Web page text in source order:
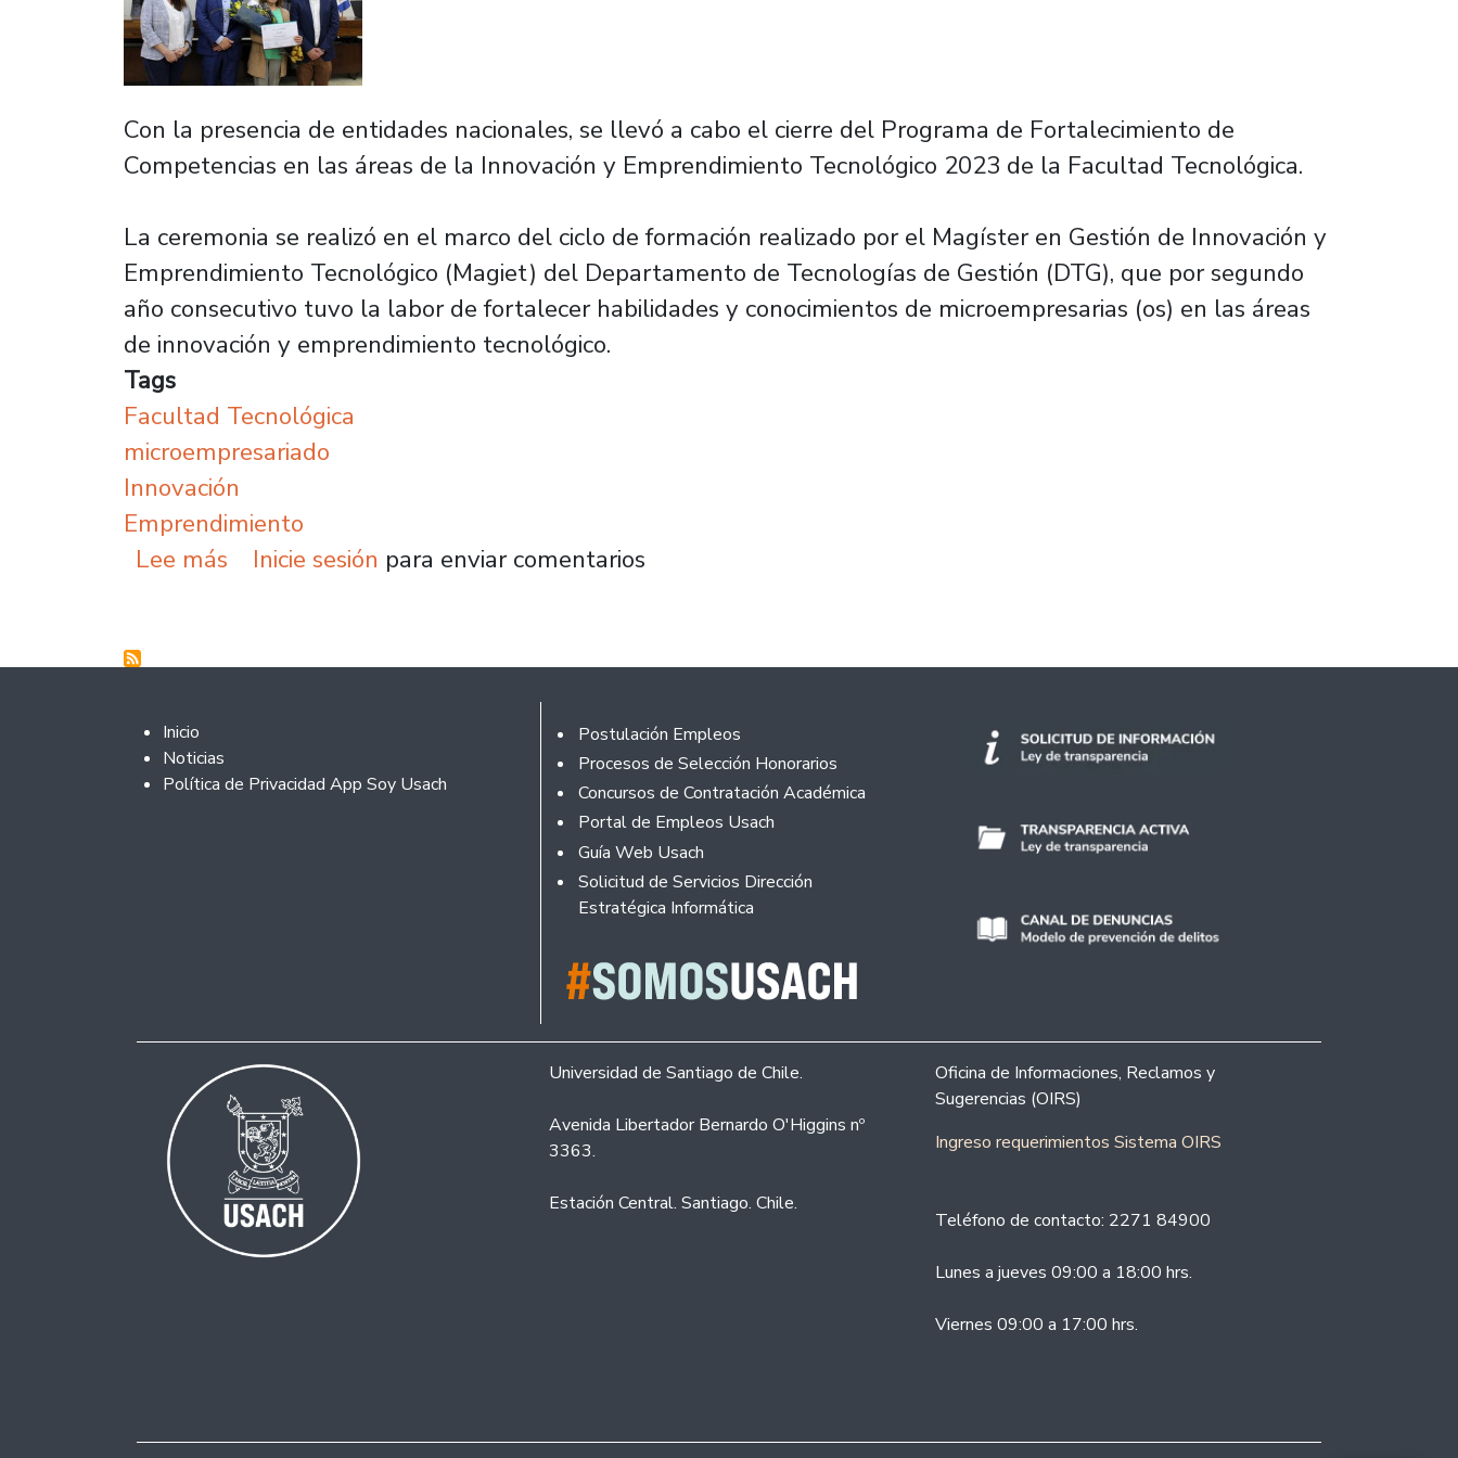
Con la presencia de entidades nacionales, se llevó a cabo el cierre del Programa de Fortalecimiento de
Competencias en las áreas de la Innovación y Emprendimiento Tecnológico 2023 de la Facultad Tecnológica.
La ceremonia se realizó en el marco del ciclo de formación realizado por el Magíster en Gestión de Innovación y
Emprendimiento Tecnológico (Magiet) del Departamento de Tecnologías de Gestión (DTG), que por segundo
año consecutivo tuvo la labor de fortalecer habilidades y conocimientos de microempresarias (os) en las áreas
de innovación y emprendimiento tecnológico.
Tags
Facultad Tecnológica
microempresariado
Innovación
Emprendimiento
Lee más sobre Facultad Tecnológica concluye capacitación al microempresariado en áreas claves como innovación y
Inicie sesión para enviar comentarios
Footer 2
Inicio
Noticias
Política de Privacidad App Soy Usach
Footer
Postulación Empleos
Procesos de Selección Honorarios
Concursos de Contratación Académica
Portal de Empleos Usach
Guía Web Usach
Solicitud de Servicios Dirección
Estratégica Informática
Universidad de Santiago de Chile.
Avenida Libertador Bernardo O'Higgins nº
3363.
Estación Central. Santiago. Chile.
Oficina de Informaciones, Reclamos y
Sugerencias (OIRS)
Ingreso requerimientos Sistema OIRS
Teléfono de contacto: 2271 84900
Lunes a jueves 09:00 a 18:00 hrs.
Viernes 09:00 a 17:00 hrs.